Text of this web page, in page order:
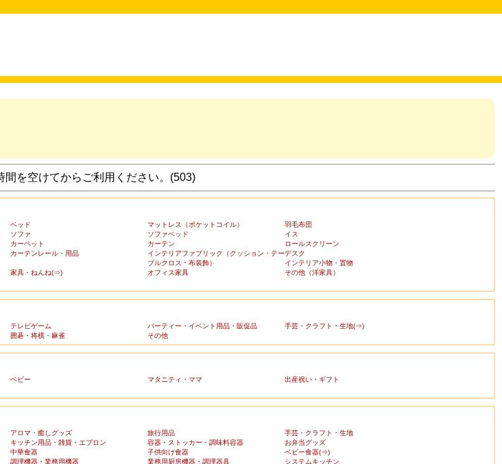
間を空けてからご利用ください。(503)
ベッド マットレス（ポケットコイル）
羽毛布団
ソファ ソファベッド
イス
カーペット カーテン
ロールスクリーン
カーテンレール・用品
インテリアファブリック（クッション・テー
ブルクロス・布装飾）
デスク
インテリア小物・置物
家具・ねんね(⇒) オフィス家具
その他（洋家具）
テレビゲーム パーティー・イベント用品・販促品
手芸・クラフト・生地(⇒)
囲碁・将棋・麻雀 その他
ベビー マタニティ・ママ
出産祝い・ギフト
アロマ・癒しグッズ 旅行用品
手芸・クラフト・生地
キッチン用品・雑貨・エプロン 容器・ストッカー・調味料容器
お弁当グッズ
中華食器 子供向け食器
ベビー食器(⇒)
調理機器・業務用機器 業務用厨房機器・調理器具
システムキッチン